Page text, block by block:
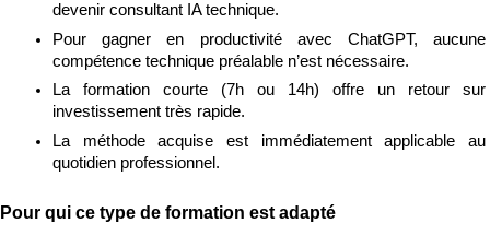
devenir consultant IA technique.
Pour gagner en productivité avec ChatGPT, aucune
compétence technique préalable n’est nécessaire.
La formation courte (7h ou 14h) offre un retour sur
investissement très rapide.
La méthode acquise est immédiatement applicable au
quotidien professionnel.
Pour qui ce type de formation est adapté